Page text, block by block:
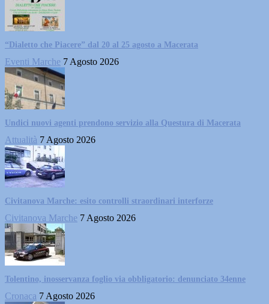
“Dialetto che Piacere” dal 20 al 25 agosto a Macerata
Eventi Marche 7 Agosto 2026
Undici nuovi agenti prendono servizio alla Questura di Macerata
Attualità 7 Agosto 2026
Civitanova Marche: esito controlli straordinari interforze
Civitanova Marche 7 Agosto 2026
Tolentino, inosservanza foglio via obbligatorio: denunciato 34enne
Cronaca 7 Agosto 2026